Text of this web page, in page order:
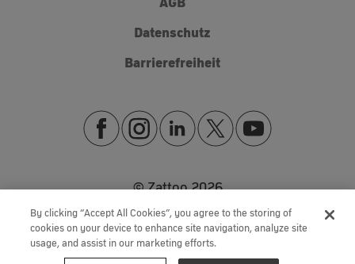
Datenschutz
Barrierefreiheit
© Zattoo2026
By clicking “Accept All Cookies”, you agree to the storing of
cookies on your device to enhance site navigation, analyze site
usage, and assist in our marketing efforts.